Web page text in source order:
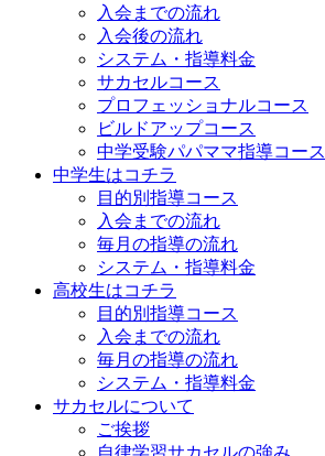
入会までの流れ
入会後の流れ
システム・指導料金
サカセルコース
プロフェッショナルコース
ビルドアップコース
中学受験パパママ指導コース
中学生はコチラ
目的別指導コース
入会までの流れ
毎月の指導の流れ
システム・指導料金
高校生はコチラ
目的別指導コース
入会までの流れ
毎月の指導の流れ
システム・指導料金
サカセルについて
ご挨拶
自律学習サカセルの強み